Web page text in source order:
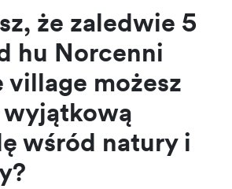
że zaledwie 5
hu Norcenni
village możesz
wyjątkową
wśród natury i